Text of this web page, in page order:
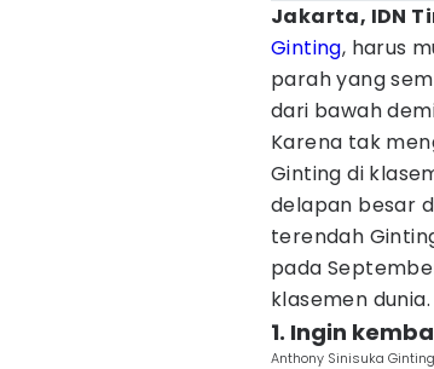
Jakarta, IDN
Ginting, harus
parah yang
dari bawah
Karena tak
Ginting di
delapan besar
terendah
pada
klasemen dunia.
1. Ingin
Anthony Sinisuka